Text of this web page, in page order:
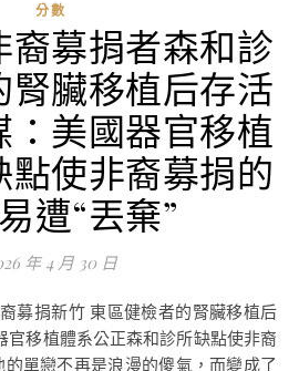
分數
裔募捐者森和診
腎臟移植后存活
：美國器官移植
點使非裔募捐的
遭“丟棄”
年 4 月 30 日
官移植體系公正森和診所缺點使非裔
的單戀不再是浪漫的傻氣，而變成了